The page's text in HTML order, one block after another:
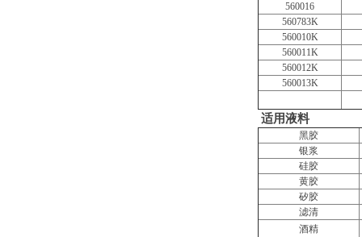
560016
560783K
560010K
560011K
560012K
560013K
适用液料
黑胶
银浆
硅胶
黄胶
矽胶
滤清
酒精